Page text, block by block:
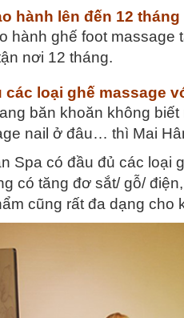
hành lên đến 12 tháng
hành ghế foot massage
nơi 12 tháng.
các loại ghế massage
băn khoăn không
nail ở đâu… thì Mai
Spa có đầu đủ các loại
có tăng đơ sắt/ gỗ/
cũng rất đa dạng cho